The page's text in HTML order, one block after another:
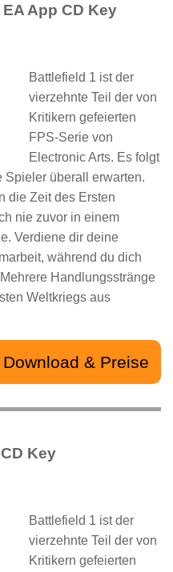
App CD Key
Battlefield 1 ist der
vierzehnte Teil der von
Kritikern gefeierten
FPS-Serie von
Electronic Arts. Es folgt
Spieler überall erwarten.
die Zeit des Ersten
nie zuvor in einem
Verdiene dir deine
während du dich
Handlungsstränge
Weltkriegs aus
Download & Preise
Key
Battlefield 1 ist der
vierzehnte Teil der von
Kritikern gefeierten